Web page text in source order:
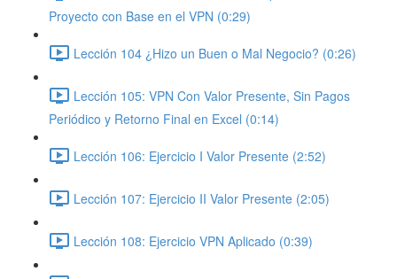
Proyecto con Base en el VPN (0:29)
Lección 104 ¿Hizo un Buen o Mal Negocio? (0:26)
Lección 105: VPN Con Valor Presente, Sin Pagos
Periódico y Retorno Final en Excel (0:14)
Lección 106: Ejercicio I Valor Presente (2:52)
Lección 107: Ejercicio II Valor Presente (2:05)
Lección 108: Ejercicio VPN Aplicado (0:39)